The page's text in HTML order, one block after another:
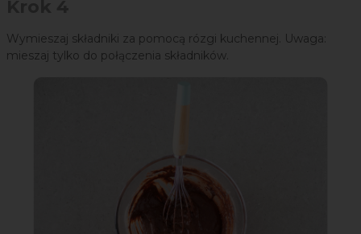
Wymieszaj składniki za pomocą rózgi kuchennej. Uwaga:
mieszaj tylko do połączenia składników.